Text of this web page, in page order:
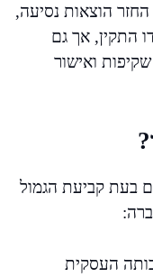
הוצאות נסיעה,
התקין, אך גם
ואישור
בעת קביעת הגמול
העסקית